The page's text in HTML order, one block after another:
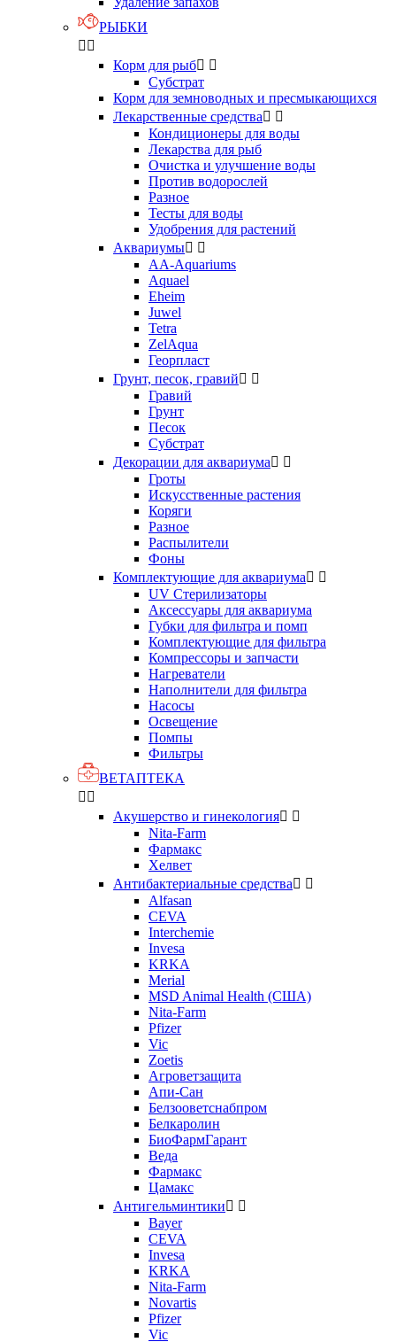
РЫБКИ
 
Корм для рыб 
Субстрат
Корм для земноводных и пресмыкающихся
Лекарственные средства 
Кондиционеры для воды
Лекарства для рыб
Очистка и улучшение воды
Против водорослей
Разное
Тесты для воды
Удобрения для растений
Аквариумы 
AA-Aquariums
Aquael
Eheim
Juwel
Tetra
ZelAqua
Георпласт
Грунт, песок, гравий 
Гравий
Грунт
Песок
Субстрат
Декорации для аквариума 
Гроты
Искусственные растения
Коряги
Разное
Распылители
Фоны
Комплектующие для аквариума 
UV Стерилизаторы
Аксессуары для аквариума
Губки для фильтра и помп
Комплектующие для фильтра
Компрессоры и запчасти
Нагреватели
Наполнители для фильтра
Насосы
Освещение
Помпы
Фильтры
ВЕТАПТЕКА
 
Акушерство и гинекология 
Nita-Farm
Фармакс
Хелвет
Антибактериальные средства 
Alfasan
CEVA
Interchemіe
Invesa
KRKA
Merial
MSD Animal Health (США)
Nita-Farm
Pfizer
Vic
Zoetis
Агроветзащита
Апи-Сан
Белзооветснабпром
Белкаролин
БиоФармГарант
Веда
Фармакс
Цамакс
Антигельминтики 
Bayer
CEVA
Invesa
KRKA
Nita-Farm
Novartis
Pfizer
Vic